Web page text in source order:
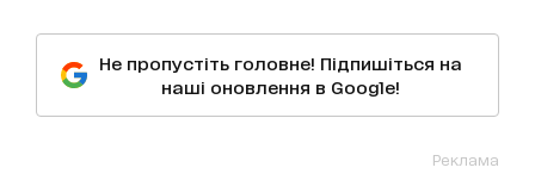
Не пропустіть головне! Підпишіться на
наші оновлення в Google!
Реклама